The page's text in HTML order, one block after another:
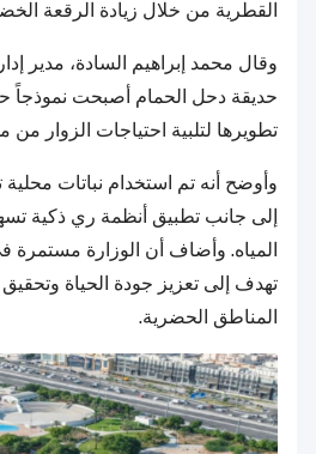
القطرية من خلال زيادة الرقعة
وقال محمد إبراهيم السادة، مدير
حديقة دحل الحمام أصبحت نموذجاً
تطويرها لتلبية احتياجات الزوار
وأوضح أنه تم استخدام نباتات
إلى جانب تطبيق أنظمة ري ذكية
المياه. وأضاف أن الوزارة مستمرة
تهدف إلى تعزيز جودة الحياة وتحقيق
المناطق الحضرية.